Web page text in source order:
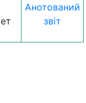
Анотований
звіт